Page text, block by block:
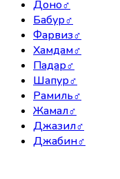
Доно♂
Бабур♂
Фарвиз♂
Хамдам♂
Падар♂
Шапур♂
Рамиль♂
Жамал♂
Джазил♂
Джабин♂